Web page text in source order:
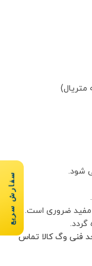
شود.
مفید ضروری است.
فنی وگ کالا تماس
سفارش سریع